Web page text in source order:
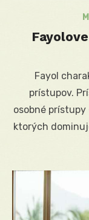
Fayol
prístupov.
osobné
ktorých